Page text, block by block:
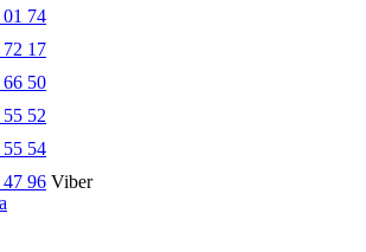
74
17
50
52
54
96 Viber